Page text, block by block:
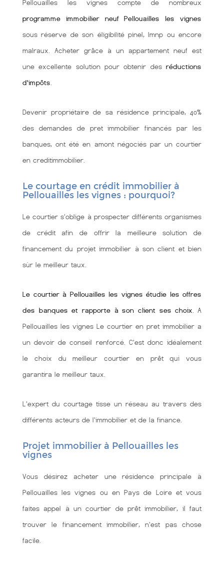
Pellouailles les vignes compte de nombreux
programme immobilier neuf Pellouailles les vignes
sous réserve de son éligibilité pinel, lmnp ou encore
malraux. Acheter grâce à un appartement neuf est
une excellente solution pour obtenir des réductions
d'impôts
Devenir propriétaire de sa résidence principale, 40%
des demandes de pret immobilier financés par les
banques, ont été en amont négociés par un courtier
en creditimmobilier.
Le courtage en crédit immobilier à
Pellouailles les vignes : pourquoi?
Le courtier s'oblige à prospecter différents organismes
de crédit afin de offrir la meilleure solution de
financement du projet immobilier à son client et bien
sùr le meilleur taux.
Le courtier à Pellouailles les vignes étudie les offres
des banques et rapporte à son client ses choix . A
Pellouailles les vignes Le courtier en pret immobilier a
un devoir de conseil renforcé. C'est donc idéalement
le choix du meilleur courtier en prêt qui vous
garantira le meilleur taux.
L'expert du courtage tisse un réseau au travers des
différents acteurs de l'immobilier et de la finance.
Projet immobilier à Pellouailles les
vignes
Vous désirez acheter une résidence principale à
Pellouailles les vignes ou en Pays de Loire et vous
faites appel à un courtier de prêt immobilier, il faut
trouver le financement immobilier, n'est pas chose
facile.